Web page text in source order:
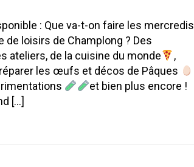
: Que va-t-on faire les mercredis
de loisirs de Champlong ? Des
ateliers, de la cuisine du monde
,
les œufs et décos de Pâques
et bien plus encore !
[…]